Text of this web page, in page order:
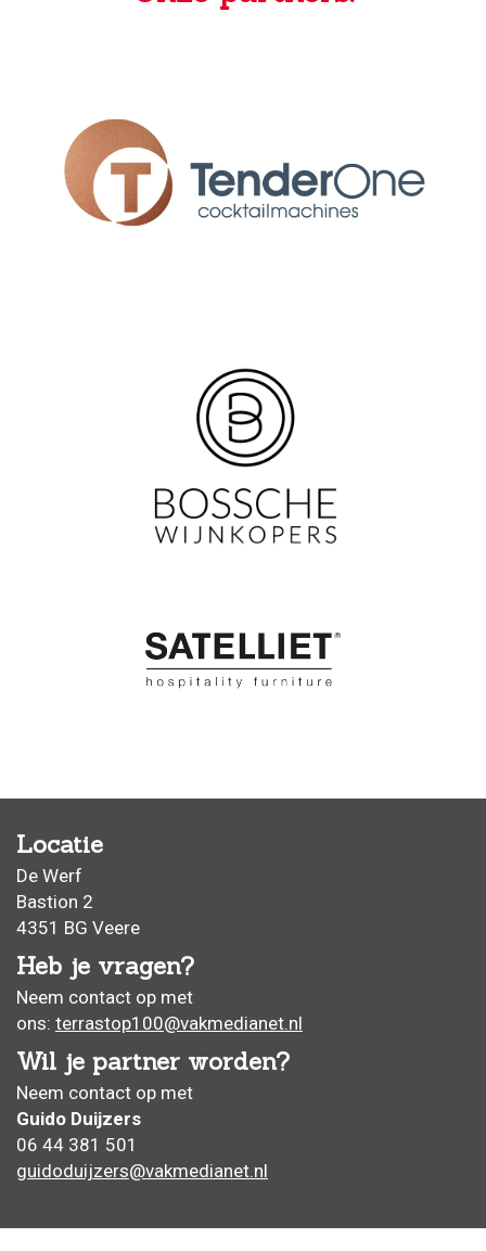
Locatie
De Werf
Bastion 2
4351 BG Veere
Heb je vragen?
Neem contact op met
ons: terrastop100@vakmedianet.nl
Wil je partner worden?
Neem contact op met
Guido Duijzers
06 44 381 501
guidoduijzers@​vakmedianet.nl